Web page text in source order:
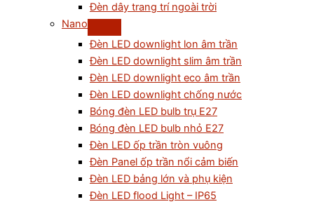
Đèn dây trang trí ngoài trời
Nano
Đèn LED downlight lon âm trần
Đèn LED downlight slim âm trần
Đèn LED downlight eco âm trần
Đèn LED downlight chống nước
Bóng đèn LED bulb trụ E27
Bóng đèn LED bulb nhỏ E27
Đèn LED ốp trần tròn vuông
Đèn Panel ốp trần nổi cảm biến
Đèn LED bảng lớn và phụ kiện
Đèn LED flood Light – IP65